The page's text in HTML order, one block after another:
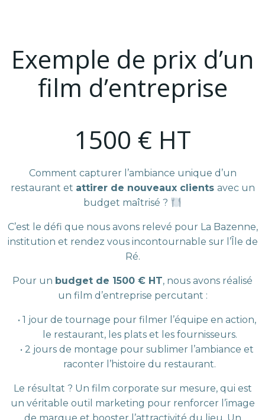
Exemple de prix d’un
film d’entreprise
1500 € HT
Comment capturer l’ambiance unique d’un
restaurant et attirer de nouveaux clients avec un
budget maîtrisé ?
C’est le défi que nous avons relevé pour La Bazenne,
institution et rendez vous incontournable sur l’Île de
Ré.
Pour un budget de 1500 € HT, nous avons réalisé
un film d’entreprise percutant :
1 jour de tournage pour filmer l’équipe en action,
le restaurant, les plats et les fournisseurs.
2 jours de montage pour sublimer l’ambiance et
raconter l’histoire du restaurant.
Le résultat ? Un film corporate sur mesure, qui est
un véritable outil marketing pour renforcer l’image